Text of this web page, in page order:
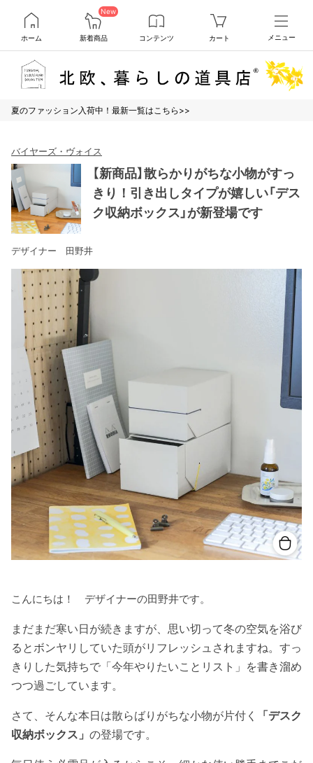
ホーム
New
新着商品 コンテンツ カート メニュー
夏のファッション入荷中！最新一覧はこちら>>
バイヤーズ・ヴォイス
【新商品】散らかりがちな小物がすっ
きり！引き出しタイプが嬉しい「デス
ク収納ボックス」が新登場です
デザイナー 田野井
こんにちは！ デザイナーの田野井です。
まだまだ寒い日が続きますが、思い切って冬の空気を浴び
るとボンヤリしていた頭がリフレッシュされますね。すっ
きりした気持ちで「今年やりたいことリスト」を書き溜め
つつ過ごしています。
さて、そんな本日は散らばりがちな小物が片付く
「デスク
収納ボックス」 の登場です。